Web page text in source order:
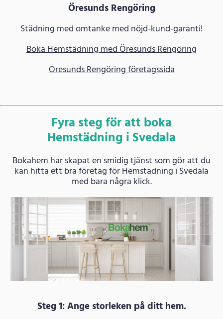
Öresunds Rengöring
Städning med omtanke med nöjd-kund-garanti!
Boka Hemstädning med Öresunds Rengöring
Öresunds Rengöring företagssida
Fyra steg för att boka
Hemstädning i Svedala
Bokahem har skapat en smidig tjänst som gör att du
kan hitta ett bra företag för Hemstädning i Svedala
med bara några klick.
Steg 1: Ange storleken på ditt hem.